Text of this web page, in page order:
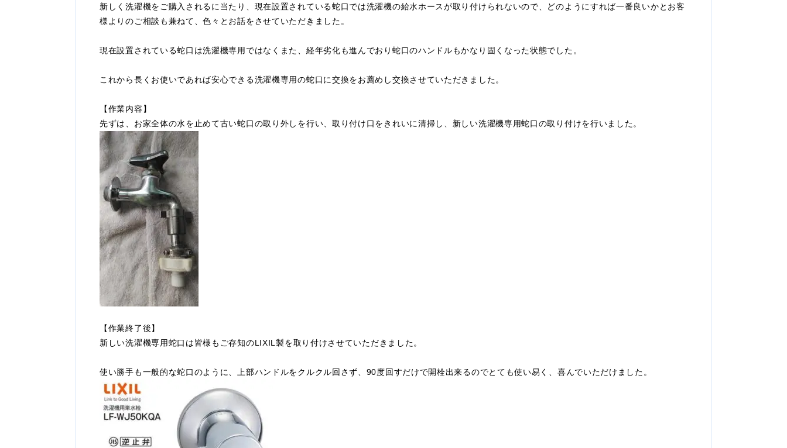
新しく洗濯機をご購入されるに当たり、現在設置されている蛇口では洗濯機の給水ホースが取り付けられないので、どのようにすれば一番良いかとお客
様よりのご相談も兼ねて、色々とお話をさせていただきました。
現在設置されている蛇口は洗濯機専用ではなくまた、経年劣化も進んでおり蛇口のハンドルもかなり固くなった状態でした。
これから長くお使いであれば安心できる洗濯機専用の蛇口に交換をお薦めし交換させていただきました。
【作業内容】
先ずは、お家全体の水を止めて古い蛇口の取り外しを行い、取り付け口をきれいに清掃し、新しい洗濯機専用蛇口の取り付けを行いました。
【作業終了後】
新しい洗濯機専用蛇口は皆様もご存知のLIXIL製を取り付けさせていただきました。
使い勝手も一般的な蛇口のように、上部ハンドルをクルクル回さず、90度回すだけで開栓出来るのでとても使い易く、喜んでいただけました。